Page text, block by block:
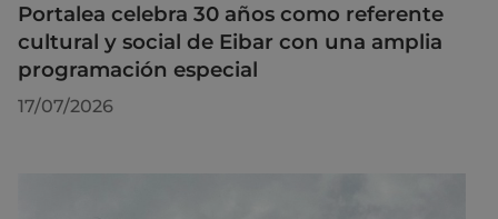
Portalea celebra 30 años como referente
cultural y social de Eibar con una amplia
programación especial
17/07/2026